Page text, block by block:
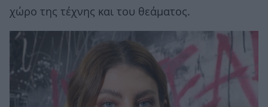
χώρο της τέχνης και του θεάματος.